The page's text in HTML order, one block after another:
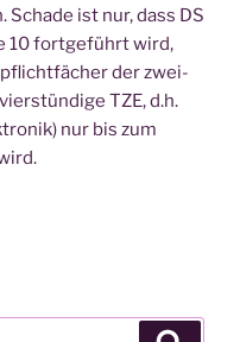
ist nur, dass DS
10 fort­ge­führt wird,
der zwei­
TZE, d.h.
nur bis zum